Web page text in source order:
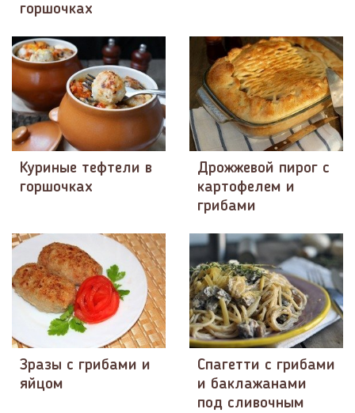
горшочках
Куриные тефтели в
горшочках
Дрожжевой пирог с
картофелем и
грибами
Зразы с грибами и
яйцом
Спагетти с грибами
и баклажанами
под сливочным